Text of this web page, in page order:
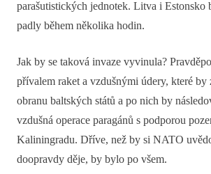
parašutistických jednotek. Litva i Estonsko
padly během několika hodin.
Jak by se taková invaze vyvinula?
přívalem raket a vzdušnými údery, které
obranu baltských států a po nich by
vzdušná operace paragánů s podporou
Kaliningradu. Dříve, než by si NATO
doopravdy děje, by bylo po všem.